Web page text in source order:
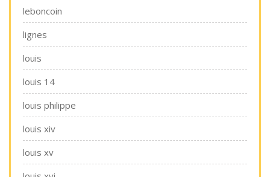
leboncoin
lignes
louis
louis 14
louis philippe
louis xiv
louis xv